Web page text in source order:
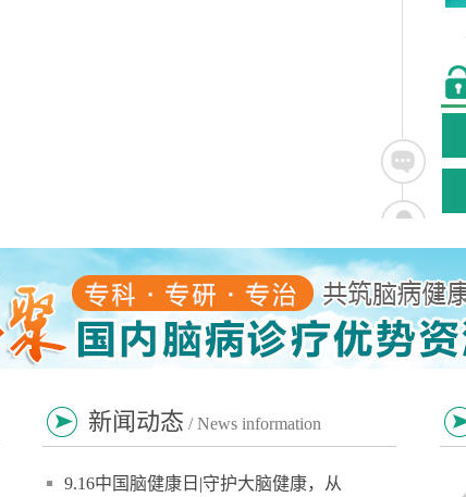
新闻动态 / News information
9.16中国脑健康日|守护大脑健康，从